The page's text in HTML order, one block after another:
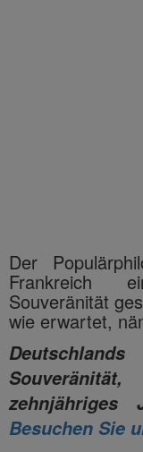
Der
Frankreich
Souveränität
wie erwartet,
Besuchen Sie